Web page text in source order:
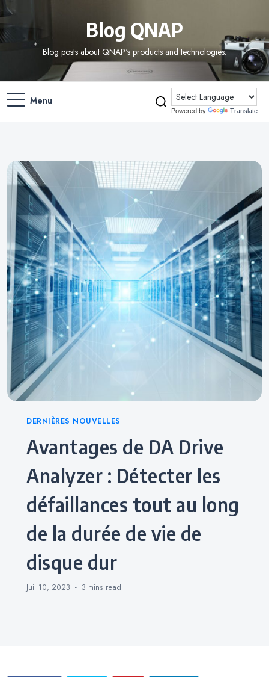
Blog QNAP
Blog posts about QNAP's products and technologies.
Menu
Powered by Translate
Categories
DERNIÈRES NOUVELLES
Avantages de DA Drive
Analyzer : Détecter les
défaillances tout au long
de la durée de vie de
disque dur
Juil 10, 2023 3 mins read